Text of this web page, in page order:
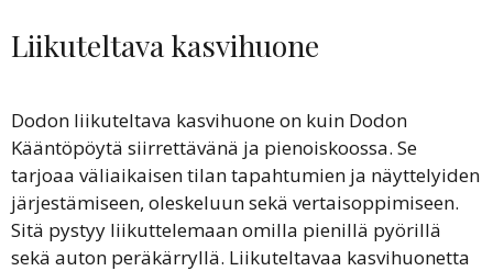
Liikuteltava kasvihuone
Dodon liikuteltava kasvihuone on kuin Dodon
Kääntöpöytä siirrettävänä ja pienoiskoossa. Se
tarjoaa väliaikaisen tilan tapahtumien ja näyttelyiden
järjestämiseen, oleskeluun sekä vertaisoppimiseen.
Sitä pystyy liikuttelemaan omilla pienillä pyörillä
sekä auton peräkärryllä. Liikuteltavaa kasvihuonetta